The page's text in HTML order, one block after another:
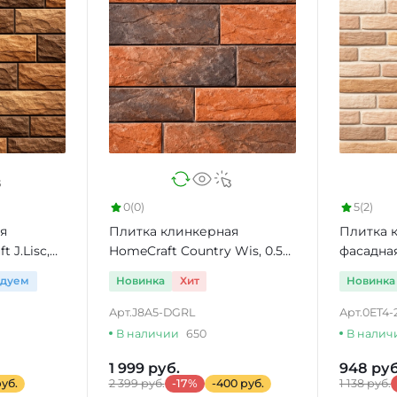
J.Lisc,
0(0)
Плитка клинкерная
HomeCraft Country Wis, 0.5
м2
Новинка Хит
Арт.J8A5-DGRL
В наличии 650
1 999 руб.
2 399 руб. -17% -400 руб.
5(2)
Плитка
Новинка
Арт.0ET4-
В
948
1 138 руб.